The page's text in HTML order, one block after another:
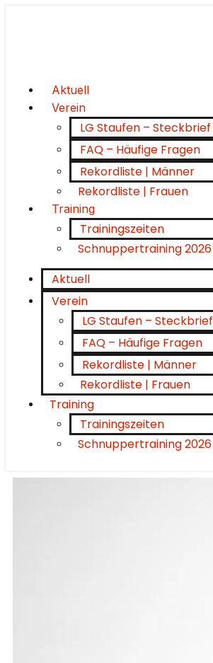
Aktuell
Verein
LG Staufen – Steckbrief
FAQ – Häufige Fragen
Rekordliste | Männer
Rekordliste | Frauen
Training
Trainingszeiten
Schnuppertraining 2026
Aktuell
Verein
LG Staufen – Steckbrief
FAQ – Häufige Fragen
Rekordliste | Männer
Rekordliste | Frauen
Training
Trainingszeiten
Schnuppertraining 2026